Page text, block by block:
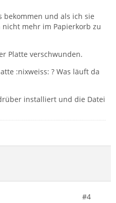
und als ich sie
mehr im Papierkorb zu
Platte verschwunden.
:nixweiss: ? Was läuft da
installiert und die Datei
#4